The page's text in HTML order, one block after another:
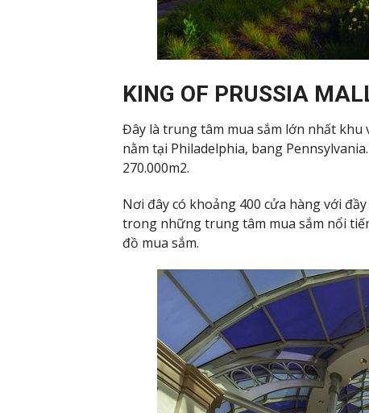
KING OF PRUSSIA
Đây là trung tâm mua sắm lớn nhất khu
nằm tại Philadelphia, bang
270.000m2.
Nơi đây có khoảng 400 cửa hàng với
trong những trung tâm mua sắm nổi
đồ mua sắm.